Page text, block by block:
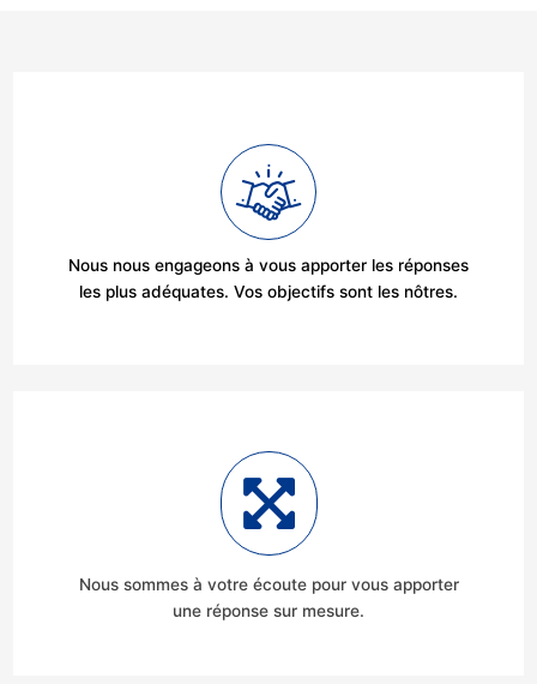
Nous nous engageons à vous apporter les réponses
les plus adéquates. Vos objectifs sont les nôtres.
Nous sommes à votre écoute pour vous apporter
une réponse sur mesure.